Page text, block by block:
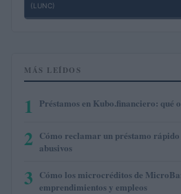
(LUNC)
MÁS LEÍDOS
1 Préstamos en Kubo.financiero: qué
2 Cómo reclamar un préstamo
abusivos
3 Cómo los microcréditos de
emprendimientos y empleos